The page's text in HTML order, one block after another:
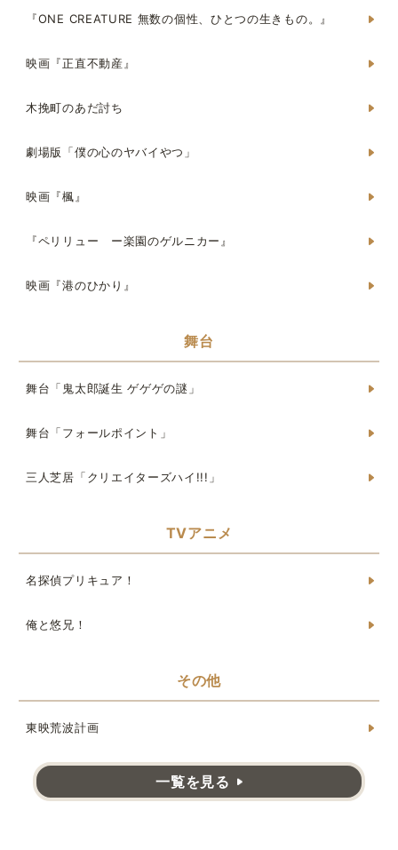
『ONE CREATURE 無数の個性、ひとつの生きもの。』
映画『正直不動産』
木挽町のあだ討ち
劇場版「僕の心のヤバイやつ」
映画『楓』
『ペリリュー ー楽園のゲルニカー』
映画『港のひかり』
舞台
舞台「鬼太郎誕生 ゲゲゲの謎」
舞台「フォールポイント」
三人芝居「クリエイターズハイ!!!」
TVアニメ
名探偵プリキュア！
俺と悠兄！
その他
東映荒波計画
一覧を見る